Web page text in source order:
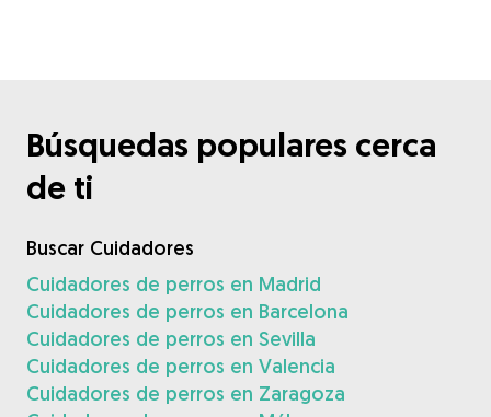
Búsquedas populares cerca
de ti
Buscar Cuidadores
Cuidadores de perros en Madrid
Cuidadores de perros en Barcelona
Cuidadores de perros en Sevilla
Cuidadores de perros en Valencia
Cuidadores de perros en Zaragoza